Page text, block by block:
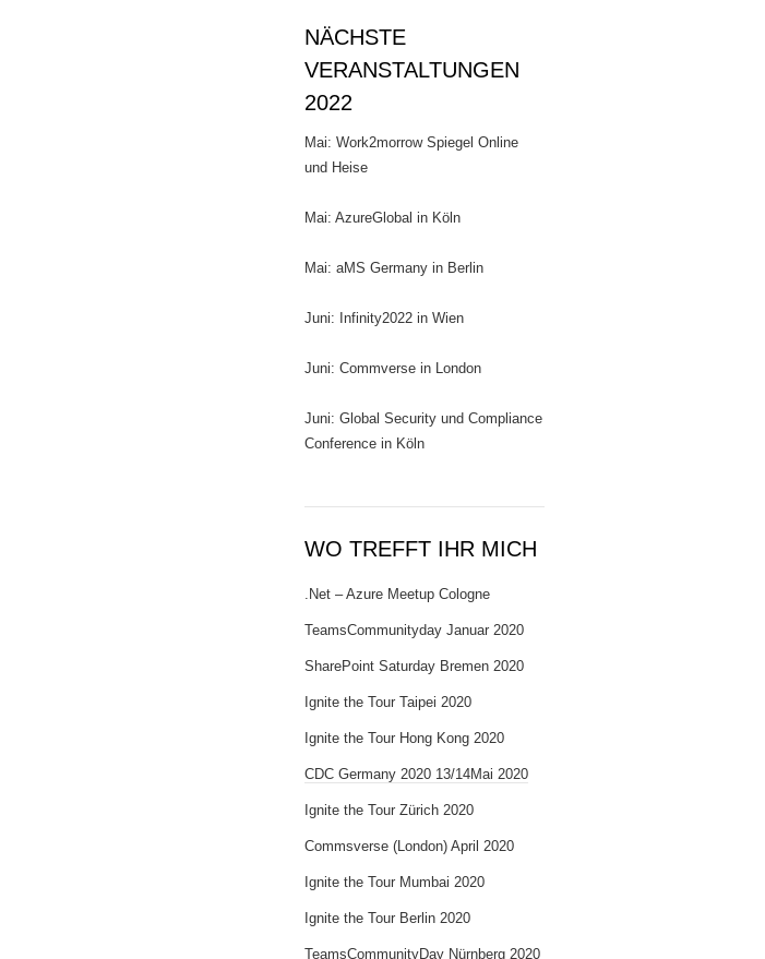
NÄCHSTE
VERANSTALTUNGEN
2022
Mai: Work2morrow Spiegel Online
und Heise
Mai: AzureGlobal in Köln
Mai: aMS Germany in Berlin
Juni: Infinity2022 in Wien
Juni: Commverse in London
Juni: Global Security und Compliance
Conference in Köln
WO TREFFT IHR MICH
.Net – Azure Meetup Cologne
TeamsCommunityday Januar 2020
SharePoint Saturday Bremen 2020
Ignite the Tour Taipei 2020
Ignite the Tour Hong Kong 2020
CDC Germany 2020 13/14Mai 2020
Ignite the Tour Zürich 2020
Commsverse (London) April 2020
Ignite the Tour Mumbai 2020
Ignite the Tour Berlin 2020
TeamsCommunityDay Nürnberg 2020